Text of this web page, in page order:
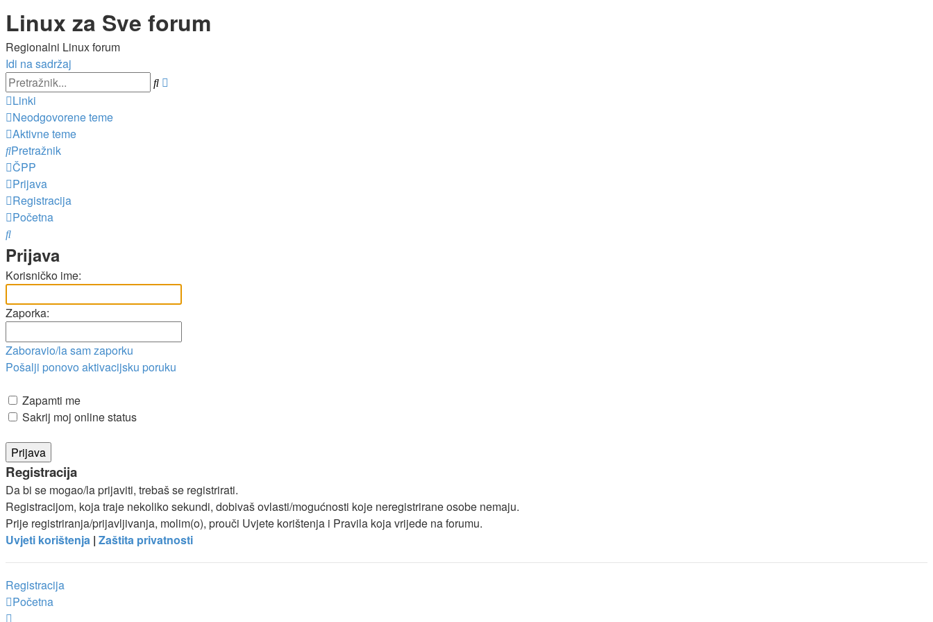
Linux za Sve forum
Regionalni Linux forum
Idi na sadržaj
Pretražnik
Linki
Neodgovorene teme
Aktivne teme
Pretražnik
ČPP
Prijava
Registracija
Početna
Pretražnik
Prijava
Korisničko ime:
Zaporka:
Zaboravio/la sam zaporku
Pošalji ponovo aktivacijsku poruku
Zapamti me
Sakrij moj online status
Registracija
Da bi se mogao/la prijaviti, trebaš se registrirati.
Registracijom, koja traje nekoliko sekundi, dobivaš ovlasti/mogućnosti koje neregistrirane osobe nemaju.
Prije registriranja/prijavljivanja, molim(o), prouči Uvjete korištenja i Pravila koja vrijede na forumu.
Uvjeti korištenja | Zaštita privatnosti
Registracija
Početna